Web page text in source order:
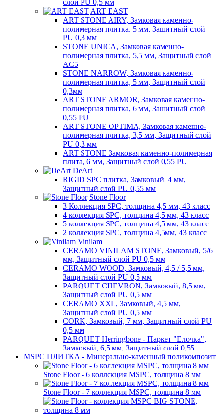
слой PU 0,5 мм
ART EAST
ART STONE AIRY, Замковая каменно-
полимерная плитка, 5 мм, Защитный слой
PU 0,3 мм
STONE UNICA, Замковая каменно-
полимерная плитка, 5,5 мм, Защитный слой
AC5
STONE NARROW, Замковая каменно-
полимерная плитка, 5 мм, Защитный слой
0,3мм
ART STONE ARMOR, Замковая каменно-
полимерная плитка, 6 мм, Защитный слой
0,55 PU
ART STONE OPTIMA, Замковая каменно-
полимерная плитка, 3,5 мм, Защитный слой
PU 0,3 мм
ART STONE Замковая каменно-полимерная
плита, 6 мм, Защитный слой 0,55 PU
DeArt
RIGID SPC плитка, Замковый, 4 мм,
Защитный слой PU 0,55 мм
Stone Floor
3 Коллекция SPC, толщина 4,5 мм, 43 класс
4 коллекция SPC, толщина 4,5 мм, 43 класс
5 коллекция SPC, толщина 4,5 мм, 43 класс
2 коллекция SPC, толщина 4,5мм, 43 класс
Vinilam
CERAMO VINILAM STONE, Замковый, 5/6
мм, Защитный слой PU 0,5 мм
CERAMO WOOD, Замковый, 4,5 / 5,5 мм,
Защитный слой PU 0,5 мм
PARQUET CHEVRON, Замковый, 8,5 мм,
Защитный слой PU 0,5 мм
CERAMO XXL, Замковый, 4,5 мм,
Защитный слой PU 0,5 мм
CORK, Замковый, 7 мм, Защитный слой PU
0,5 мм
PARQUET Herringbone - Паркет "Елочка",
Замковый, 6,5 мм, Защитный слой 0,55
MSPC ПЛИТКА - Минерально-каменный поликомпозит
Stone Floor - 6 коллекция MSPC, толщина 8 мм
Stone Floor - 7 коллекция MSPC, толщина 8 мм